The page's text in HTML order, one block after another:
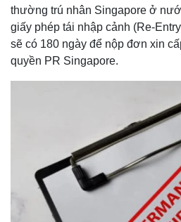
thường trú nhân Singapore ở
giấy phép tái nhập cảnh (Re-
sẽ có 180 ngày để nộp đơn xin
quyền PR Singapore.